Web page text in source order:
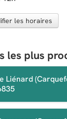
les horaires
les plus
Liénard